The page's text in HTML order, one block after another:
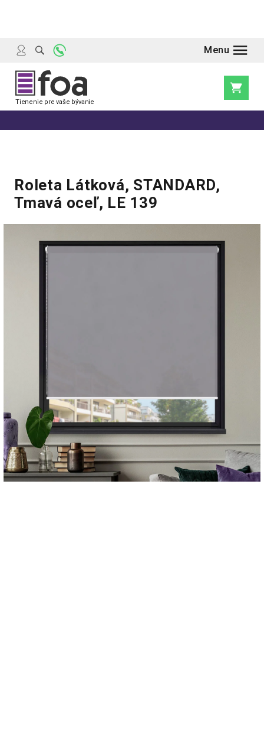
Roleta Látková, STANDARD,
Tmavá oceľ, LE 139